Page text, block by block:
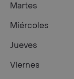
Martes
Miércoles
Jueves
Viernes